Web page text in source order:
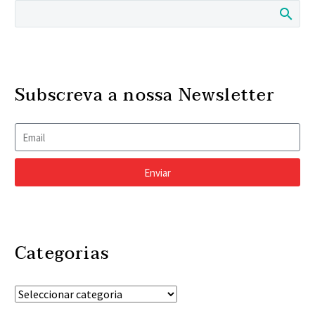
Subscreva a nossa Newsletter
Enviar
Categorias